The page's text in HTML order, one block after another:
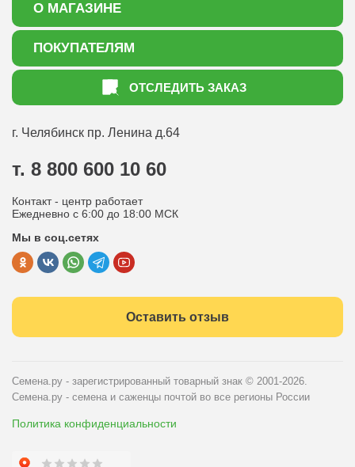
О МАГАЗИНЕ
О нас
Акции
ПОКУПАТЕЛЯМ
Как оформить заказ
Статьи садоводу
Оптовым покупателям
Политика конфиденциальности
Публичная оферта
ОТСЛЕДИТЬ ЗАКАЗ
г. Челябинск пр. Ленина д.64
т. 8 800 600 10 60
Контакт - центр работает
Ежедневно с 6:00 до 18:00 МСК
Мы в соц.сетях
Оставить отзыв
Семена.ру - зарегистрированный товарный знак © 2001-2026.
Семена.ру - семена и саженцы почтой во все регионы России
Политика конфиденциальности